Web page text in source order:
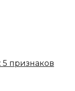
признаков